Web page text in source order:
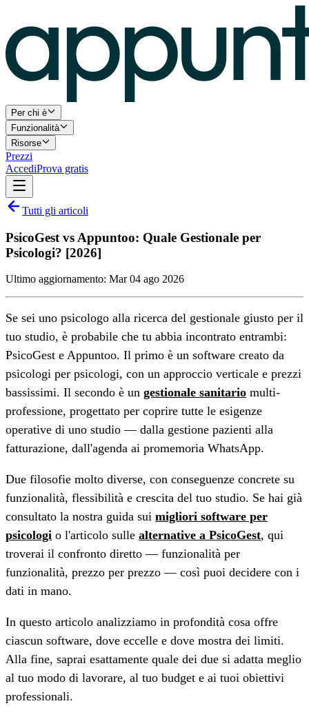
Per chi è
Funzionalità
Risorse
Prezzi
AccediProva gratis
Tutti gli articoli
PsicoGest vs Appuntoo: Quale Gestionale per
Psicologi? [2026]
Ultimo aggiornamento: Mar 04 ago 2026
Se sei uno psicologo alla ricerca del gestionale giusto per il
tuo studio, è probabile che tu abbia incontrato entrambi:
PsicoGest e Appuntoo. Il primo è un software creato da
psicologi per psicologi, con un approccio verticale e prezzi
bassissimi. Il secondo è un gestionale sanitario multi-
professione, progettato per coprire tutte le esigenze
operative di uno studio — dalla gestione pazienti alla
fatturazione, dall'agenda ai promemoria WhatsApp.
Due filosofie molto diverse, con conseguenze concrete su
funzionalità, flessibilità e crescita del tuo studio. Se hai già
consultato la nostra guida sui migliori software per
psicologi o l'articolo sulle alternative a PsicoGest, qui
troverai il confronto diretto — funzionalità per
funzionalità, prezzo per prezzo — così puoi decidere con i
dati in mano.
In questo articolo analizziamo in profondità cosa offre
ciascun software, dove eccelle e dove mostra dei limiti.
Alla fine, saprai esattamente quale dei due si adatta meglio
al tuo modo di lavorare, al tuo budget e ai tuoi obiettivi
professionali.